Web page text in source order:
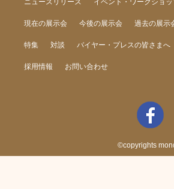
現在の展示会 今後の展示会 過去の展示
特集 対談 バイヤー・プレスの皆さまへ
採用情報 お問い合わせ
©copyrights